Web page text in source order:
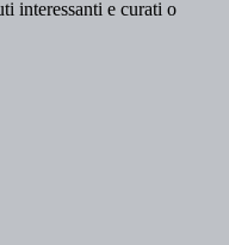
interessanti e curati o